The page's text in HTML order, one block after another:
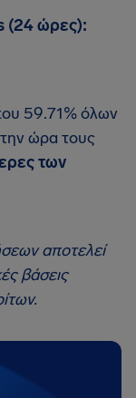
(24 ώρες):
59.71% όλων
ώρα τους
των
αποτελεί
βάσεις